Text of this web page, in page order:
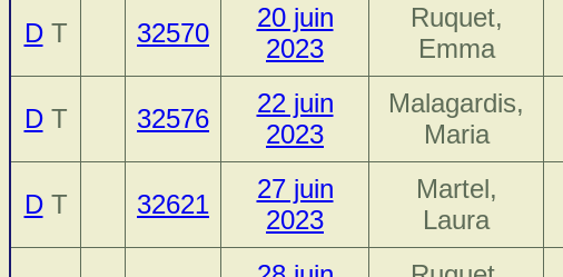
DT 32570
20 juin
2023
Ruquet,
Emma
DT 32576
22 juin
2023
Malagardis,
Maria
DT 32621
27 juin
2023
Martel,
Laura